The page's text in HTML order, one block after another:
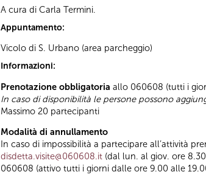
A cura di Carla Termini.
Appuntamento:
Vicolo di S. Urbano (area parcheggio)
Informazioni:
Prenotazione obbligatoria allo 060608 (tutti i
In caso di disponibilità le persone possono
Massimo 20 partecipanti
Modalità di annullamento
In caso di impossibilità a partecipare all’attività
disdetta.visite@060608.it (dal lun. al giov. ore
060608 (attivo tutti i giorni dalle ore 9.00 alle